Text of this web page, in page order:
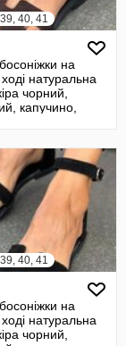
40, 41
на
натуральна
чорний,
капучино,
40, 41
на
натуральна
чорний,